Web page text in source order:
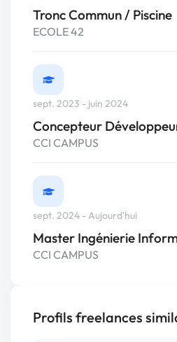
Tronc Commun / Piscine
ECOLE 42
sept. 2023 - juin 2024
Concepteur
CCI CAMPUS
sept. 2024 - Aujourd'hui
Master Ingénierie
CCI CAMPUS
Profils freelances